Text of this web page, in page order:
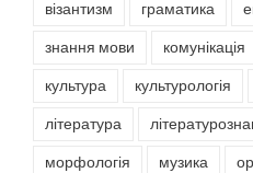
візантизм граматика
знання мови комунікація
культура культурологія
література
морфологія музика